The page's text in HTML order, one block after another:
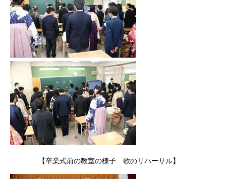
【卒業式前の教室の様子 歌のリハーサル】